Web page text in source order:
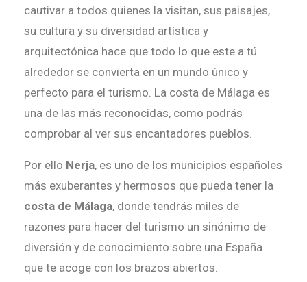
cautivar a todos quienes la visitan, sus paisajes,
su cultura y su diversidad artística y
arquitectónica hace que todo lo que este a tú
alrededor se convierta en un mundo único y
perfecto para el turismo. La costa de Málaga es
una de las más reconocidas, como podrás
comprobar al ver sus encantadores pueblos.
Por ello Nerja, es uno de los municipios españoles
más exuberantes y hermosos que pueda tener la
costa de Málaga, donde tendrás miles de
razones para hacer del turismo un sinónimo de
diversión y de conocimiento sobre una España
que te acoge con los brazos abiertos.